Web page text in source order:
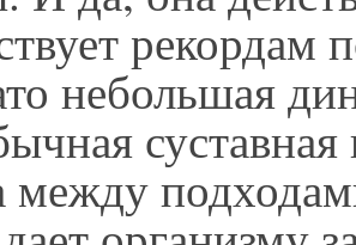
рекордам
небольшая